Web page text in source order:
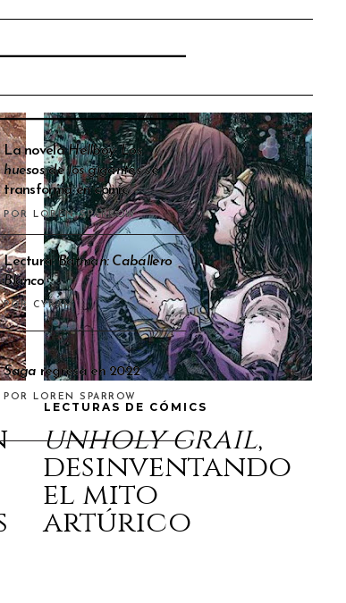
La novelaHellboy: Los
huesos de los gigantesse
transforma en cómic
POR LOREN SPARROW
Lectura: Batman: Caballero
Blanco
POR CYRAM
Saga regresa en 2022
POR LOREN SPARROW
LECTURAS DE CÓMICS
unholy grail,
desinventando
el mito
artúrico